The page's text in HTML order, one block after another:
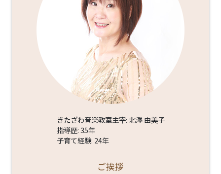
きたざわ音楽教室主宰: 北澤 由美子
指導歴: 35年
子育て経験: 24年
ご挨拶